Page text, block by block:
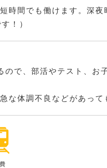
時間でも働けます。深
！）
で、部活やテスト、お
な体調不良などがあって